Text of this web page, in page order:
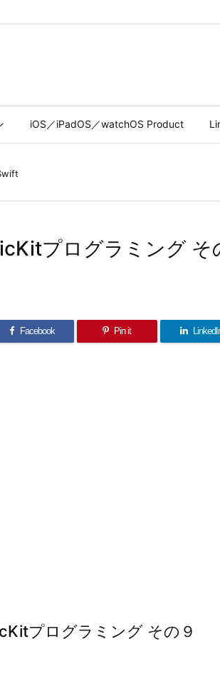
iOS／iPadOS／watchOS Product
プログラミング そ
Facebook Pin it
プログラミング その９